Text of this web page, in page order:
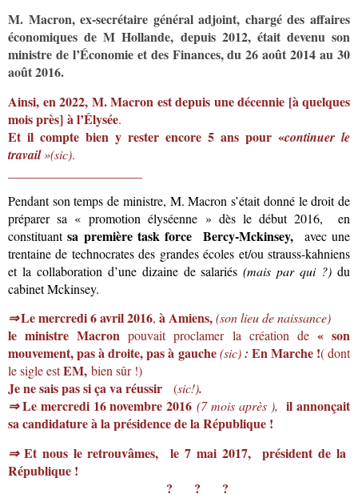
M. Macron, ex-secrétaire général adjoint, chargé des affaires
économiques de M Hollande, depuis 2012, était devenu son
ministre de l’Économie et des Finances,du 26 août 2014 au 30
août 2016.
Ainsi, en 2022, M. Macron est depuis une décennie [à quelques
mois près] à l’Élysée.
Et il compte bien y rester encore 5 ans pour «continuer le
travail»(sic).
Pendant son temps de ministre, M. Macron s’était donné le droit de
préparer sa « promotion élyséenne » dès le début 2016, en
constituantsa première task force Bercy-Mckinsey, avec une
trentaine de technocrates des grandes écoles et/ou strauss-kahniens
et la collaboration d’une dizaine de salariés(mais par qui ?)du
cabinet Mckinsey.
⇒Le mercredi 6 avril 2016, à Amiens,(son lieu de naissance)
le ministre Macron pouvait proclamer la création de « son
mouvement,pas à droite, pas à gauche(sic): En Marche !( dont
le sigle estEM, bien sûr !)
Je ne sais passi ça va réussir (sic!).
⇒Le mercredi 16 novembre 2016 (7 mois après ), il annonçait
sa candidature à la présidence de la République !
⇒ Et nous le retrouvâmes, le 7 mai 2017,
président de la
République !
? ? ?